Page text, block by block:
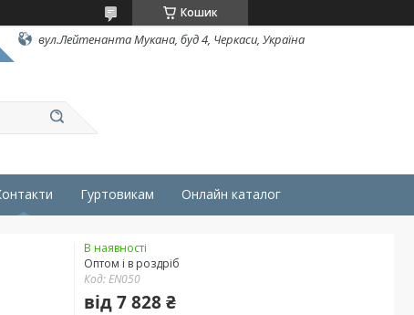
Кошик
вул.Лейтенанта Мукана, буд 4, Черкаси, Україна
Гуртовикам Онлайн каталог
В наявності
Оптом і в роздріб
Код:EN050
від7 828 ₴